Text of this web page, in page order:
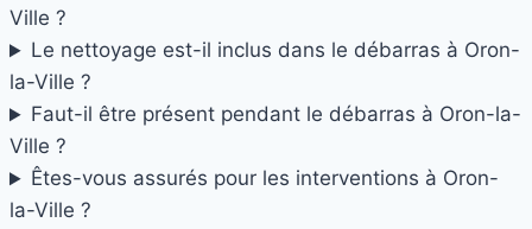
Ville ?
Le nettoyage est-il inclus dans le débarras à Oron-
la-Ville ?
Faut-il être présent pendant le débarras à Oron-la-
Ville ?
Êtes-vous assurés pour les interventions à Oron-
la-Ville ?